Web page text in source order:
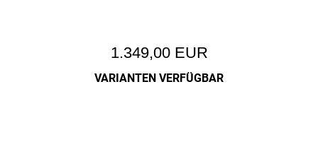
1.349,00 EUR
VARIANTEN VERFÜGBAR